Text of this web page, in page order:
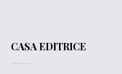
CASA EDITRICE